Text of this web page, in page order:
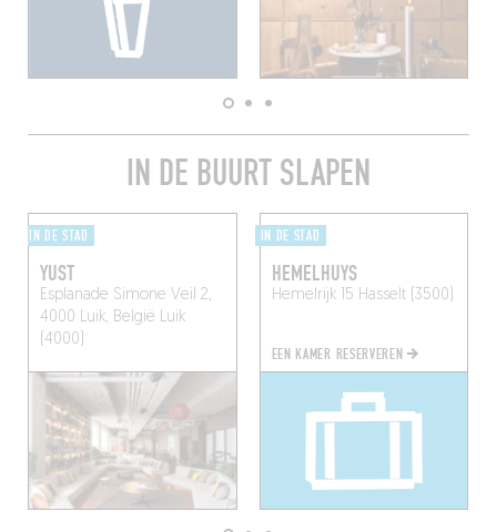
IN DE BUURT SLAPEN
IN DE STAD
YUST
Esplanade Simone Veil 2,
4000 Luik, België Luik
(4000)
IN DE STAD
HEMELHUYS
Hemelrijk 15 Hasselt (3500)
EEN KAMER RESERVEREN